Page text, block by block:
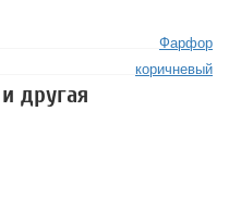
Фарфор
коричневый
другая